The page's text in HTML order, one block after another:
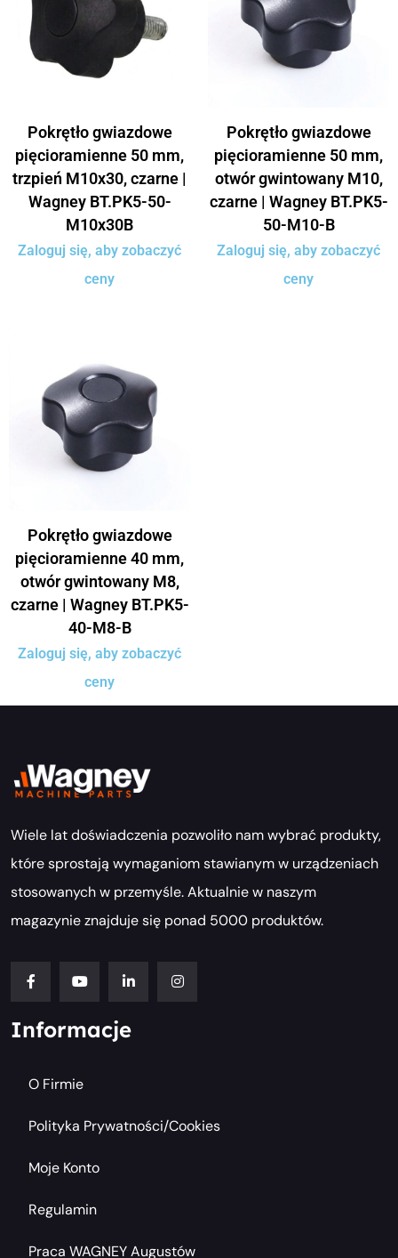
Pokrętło gwiazdowe
pięcioramienne 50 mm,
trzpień M10x30, czarne |
Wagney BT.PK5-50-
M10x30B
Zaloguj się, aby zobaczyć
ceny
Pokrętło gwiazdowe
pięcioramienne 50 mm,
otwór gwintowany M10,
czarne | Wagney BT.PK5-
50-M10-B
Zaloguj się, aby zobaczyć
ceny
Pokrętło gwiazdowe
pięcioramienne 40 mm,
otwór gwintowany M8,
czarne | Wagney BT.PK5-
40-M8-B
Zaloguj się, aby zobaczyć
ceny
Wiele lat doświadczenia pozwoliło nam wybrać produkty,
które sprostają wymaganiom stawianym w urządzeniach
stosowanych w przemyśle. Aktualnie w naszym
magazynie znajduje się ponad 5000 produktów.
Informacje
O Firmie
Polityka Prywatności/cookies
Moje Konto
Regulamin
Praca WAGNEY Augustów